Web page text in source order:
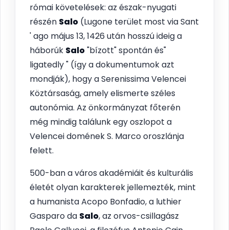
római követelések: az észak-nyugati
részén Salo (Lugone terület most via Sant
' ago május 13, 1426 után hosszú ideig a
háborúk Salo"bízott" spontán és"
ligatedly " (így a dokumentumok azt
mondják), hogy a Serenissima Velencei
Köztársaság, amely elismerte széles
autonómia. Az önkormányzat főterén
még mindig találunk egy oszlopot a
Velencei domének S. Marco oroszlánja
felett.
500-ban a város akadémiáit és kulturális
életét olyan karakterek jellemezték, mint
a humanista Acopo Bonfadio, a luthier
Gasparo da Salo, az orvos-csillagász